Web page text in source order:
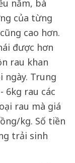
năm, bà
của từng
cao hơn.
được hơn
rau khan
ngày. Trung
6kg rau các
rau mà giá
kg. Số tiền
trải sinh